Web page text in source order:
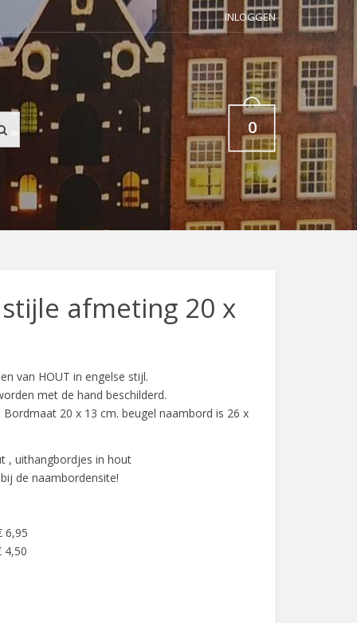
INLOGGEN
0
afmeting 20 x
van HOUT in engelse stijl.
met de hand beschilderd.
20 x 13 cm. beugel naambord is 26 x
, uithangbordjes in hout
de naambordensite!
6,95
4,50